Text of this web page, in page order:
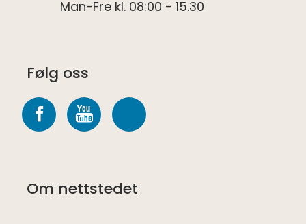
Man-Fre kl. 08:00 - 15.30
Følg oss
FacebookyoutubeSpotify
Om nettstedet